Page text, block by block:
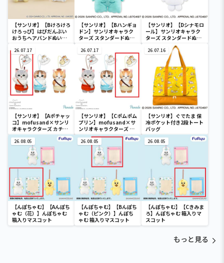
【サンリオ】【Bけろけろ
けろっぴ】はぴだんぶい
おうちヘアバンドぬいぐ
【サンリオ】【Bハンギョ
ドン】サンリオキャラク
ターズ スタンダードぬい
ース
【サンリオ】【Dシナモロ
ール】サンリオキャラク
ターズ スタンダードぬい
ぐるみリール付きパスケ
ース
26.07.17
【サンリオ】【Aポチャッ
コ】mofusand×サンリ
オキャラクターズ カチュ
ーシャマスコット②
26.07.17
【サンリオ】【Cポムポム
プリン】mofusand×サ
ンリオキャラクターズ カ
チューシャマスコット②
26.07.16
【サンリオ】ぐでたま 保
冷ポケット付き2段トート
バッグ
26.08.05
【んぽちゃむ】【Aんぽち
ゃむ（花）】んぽちゃむ
箱入りマスコット
26.08.05
【んぽちゃむ】【Bんぽち
ゃむ（ピンク）】んぽち
ゃむ 箱入りマスコット
26.08.05
【んぽちゃむ】【Cきみま
ろ】んぽちゃむ 箱入りマ
スコット
もっと見る